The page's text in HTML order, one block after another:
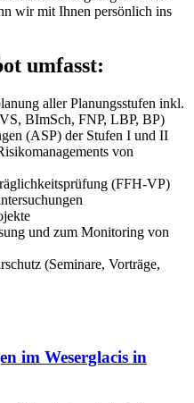
wir mit Ihnen persönlich ins
umfasst:
aller Planungsstufen inkl.
BImSch, FNP, LBP, BP)
(ASP) der Stufen I und II
von
(FFH-VP)
und zum Monitoring von
(Seminare, Vorträge,
im Weserglacis in